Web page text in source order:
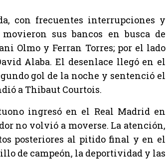
con frecuentes interrupciones y
sus bancos en busca de
Olmo y Ferran Torres; por el lado
Alaba. El desenlace llegó en el
gol de la noche y sentenció el
a Thibaut Courtois.
ingresó en el Real Madrid en
no volvió a moverse. La atención,
posteriores al pitido final y en el
de campeón, la deportividad y las